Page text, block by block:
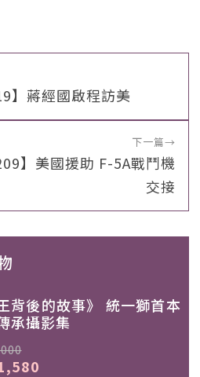
】蔣經國啟程訪美
下一篇→
】美國援助 F-5A戰鬥機
交接
背後的故事》 統一獅首本
承攝影集